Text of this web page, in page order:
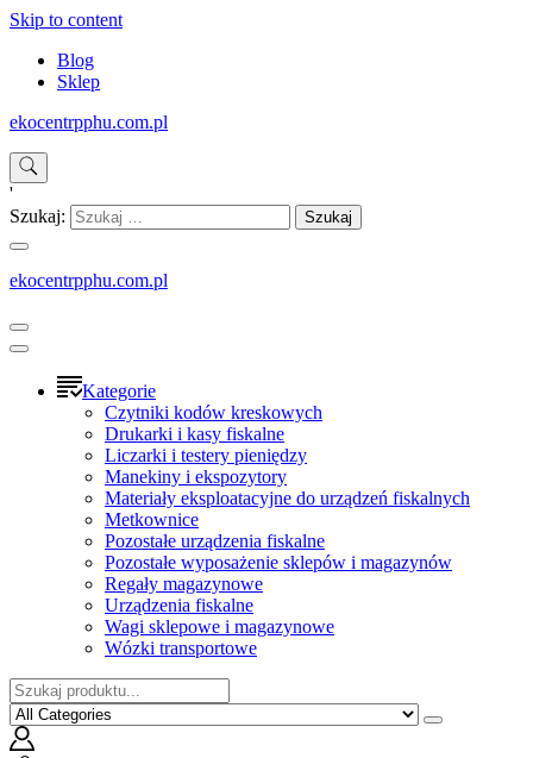
Skip to content
Blog
Sklep
ekocentrpphu.com.pl
'
Szukaj:
ekocentrpphu.com.pl
Kategorie
Czytniki kodów kreskowych
Drukarki i kasy fiskalne
Liczarki i testery pieniędzy
Manekiny i ekspozytory
Materiały eksploatacyjne do urządzeń fiskalnych
Metkownice
Pozostałe urządzenia fiskalne
Pozostałe wyposażenie sklepów i magazynów
Regały magazynowe
Urządzenia fiskalne
Wagi sklepowe i magazynowe
Wózki transportowe